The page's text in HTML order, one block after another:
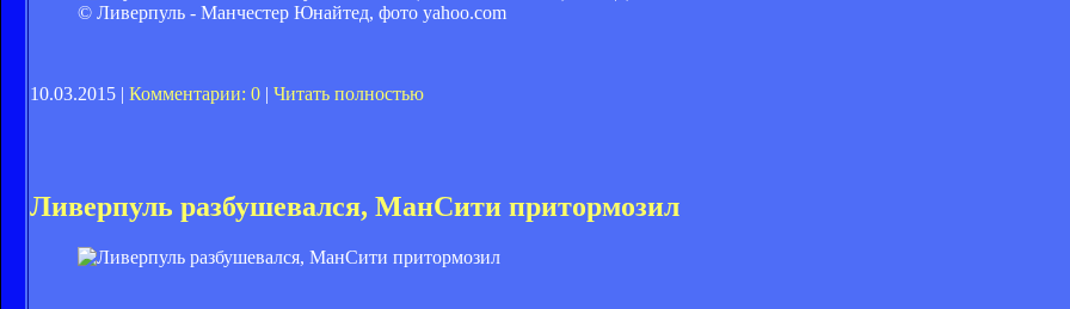
© Ливерпуль - Манчестер Юнайтед, фото yahoo.com
10.03.2015 | Комментарии: 0 | Читать полностью
Ливерпуль разбушевался, МанСити притормозил